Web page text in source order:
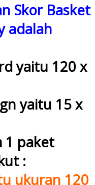
Skor Basket
adalah
yaitu 120 x
yaitu 15 x
1 paket
:
ukuran 120